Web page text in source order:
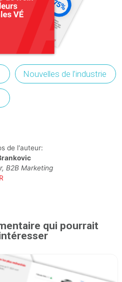
Nouvelles de l’industrie
de l'auteur:
B2B Marketing
qui pourrait